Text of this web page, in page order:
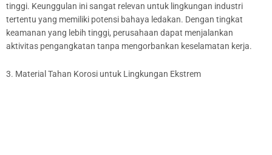
tinggi. Keunggulan ini sangat relevan untuk lingkungan industri
tertentu yang memiliki potensi bahaya ledakan. Dengan tingkat
keamanan yang lebih tinggi, perusahaan dapat menjalankan
aktivitas pengangkatan tanpa mengorbankan keselamatan kerja.
3. Material Tahan Korosi untuk Lingkungan Ekstrem